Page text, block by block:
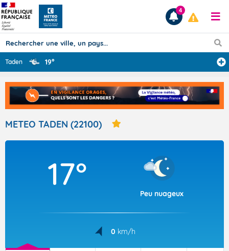
Prévisions
TOUS LES RÉSULTATS
Articles
4
Taden 19°
METEO TADEN (22100)
17°
Peu nuageux
0 km/h